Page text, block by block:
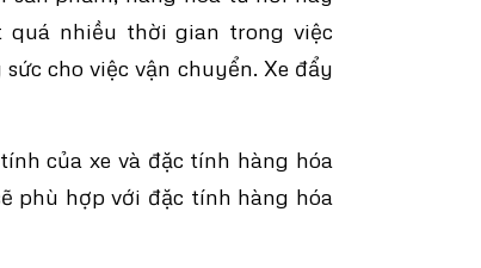
quá nhiều thời gian trong việc
cho việc vận chuyển. Xe đẩy
của xe và đặc tính hàng hóa
phù hợp với đặc tính hàng hóa